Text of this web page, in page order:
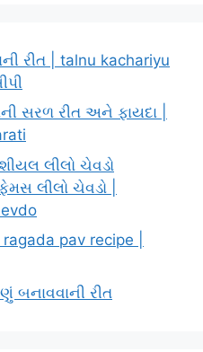
રીત | talnu kachariyu
સરળ રીત અને ફાયદા |
લીલો ચેવડો
લીલો ચેવડો |
ragada pav recipe |
બનાવવાની રીત